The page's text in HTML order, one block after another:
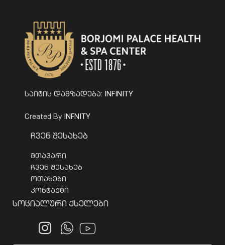
საიტის დამზადება: INFINITY
Created By INFNITY
Ჩვენ Შესახებ
მთავარი
ჩვენ შესახებ
ოთახები
კონტაქტი
Სოციალური Ქსელები